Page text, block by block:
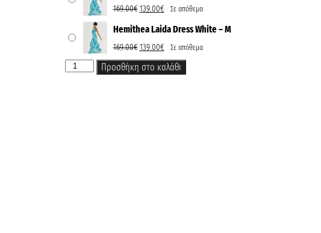
169.00€ 139.00€ Σε απόθεμα
Hemithea Laida Dress White – M
169.00€ 139.00€ Σε απόθεμα
Προσθήκη στο καλάθι